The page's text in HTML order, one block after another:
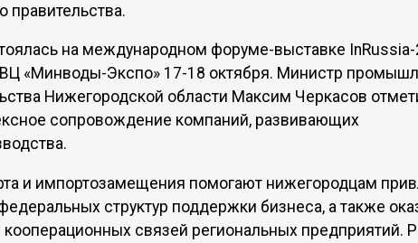
правительства.
на международном форуме-выставке
«Минводы-Экспо» 17-18 октября. Министр
Нижегородской области Максим Черкасов
сопровождение компаний, развивающих
и импортозамещения помогают нижегородцам
структур поддержки бизнеса, а также
связей региональных предприятий.